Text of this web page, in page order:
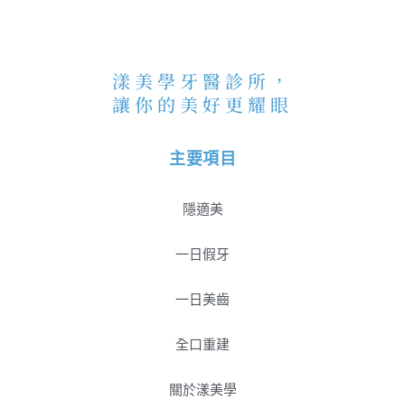
漾美學牙醫診所，
讓你的美好更耀眼
主要項目
隱適美
一日假牙
一日美齒
全口重建
關於漾美學